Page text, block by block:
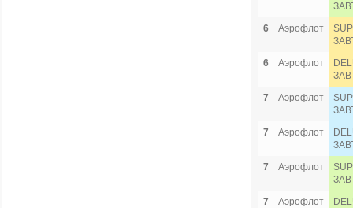
6
Аэрофлот
6
Аэрофлот
7
Аэрофлот
7
Аэрофлот
7
Аэрофлот
7
Аэрофлот